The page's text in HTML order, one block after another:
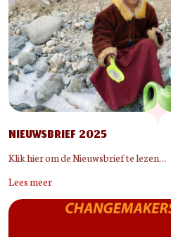
NIEUWSBRIEF 2025
Klik hier om de Nieuwsbrief te lezen…
Lees meer